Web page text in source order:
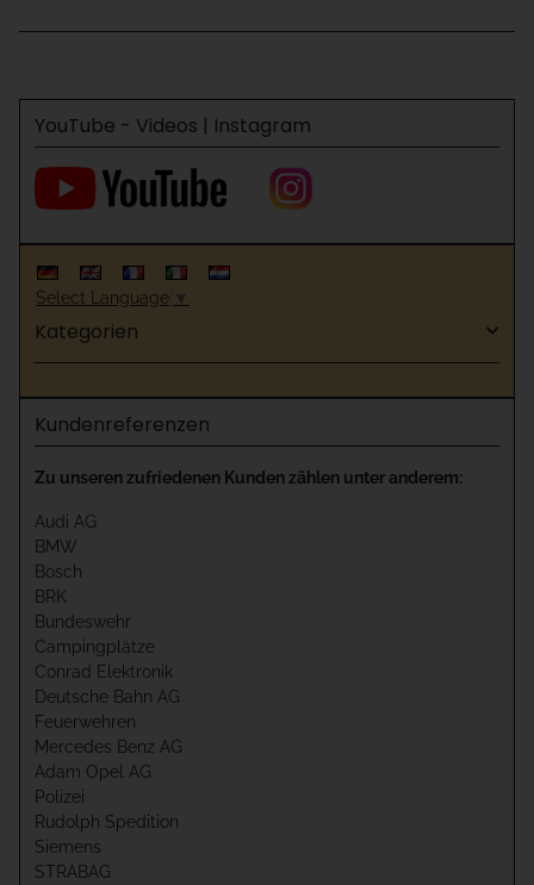
YouTube - Videos | Instagram
Select Language ▼
Kategorien
Kundenreferenzen
Zu unseren zufriedenen Kunden zählen unter anderem:
Audi AG
BMW
Bosch
BRK
Bundeswehr
Campingplätze
Conrad Elektronik
Deutsche Bahn AG
Feuerwehren
Mercedes Benz AG
Adam Opel AG
Polizei
Rudolph Spedition
Siemens
STRABAG